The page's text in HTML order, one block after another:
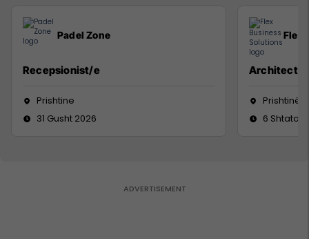
Padel Zone
Recepsionist/e
Prishtine
31 Gusht 2026
Flex
Architect
Prishtinë
6 Shtator